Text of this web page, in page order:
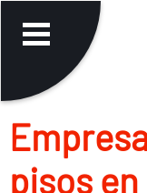
pisos